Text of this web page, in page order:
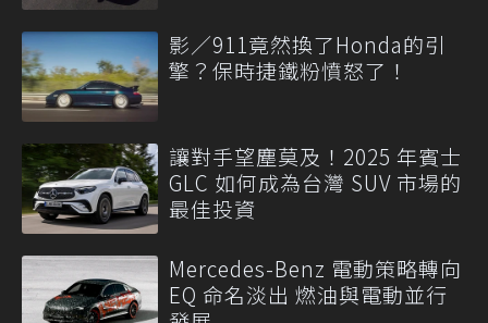
影／911竟然換了Honda的引
擎？保時捷鐵粉憤怒了！
讓對手望塵莫及！2025 年賓士
GLC 如何成為台灣 SUV 市場的
最佳投資
Mercedes-Benz 電動策略轉向
EQ 命名淡出 燃油與電動並行